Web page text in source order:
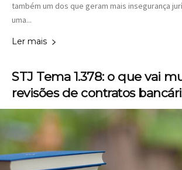
também um dos que geram mais insegurança
uma...
Ler mais
STJ Tema 1.378: o que vai
revisões de contratos